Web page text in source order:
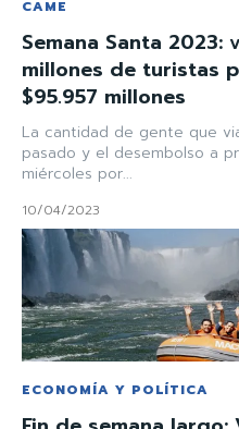
CAME
Semana Santa 2023:
millones de turistas
$95.957 millones
La cantidad de gente que
pasado y el desembolso a
miércoles por...
10/04/2023
ECONOMÍA Y POLÍTICA